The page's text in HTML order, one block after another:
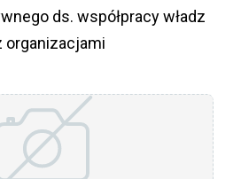
ds. współpracy władz
organizacjami